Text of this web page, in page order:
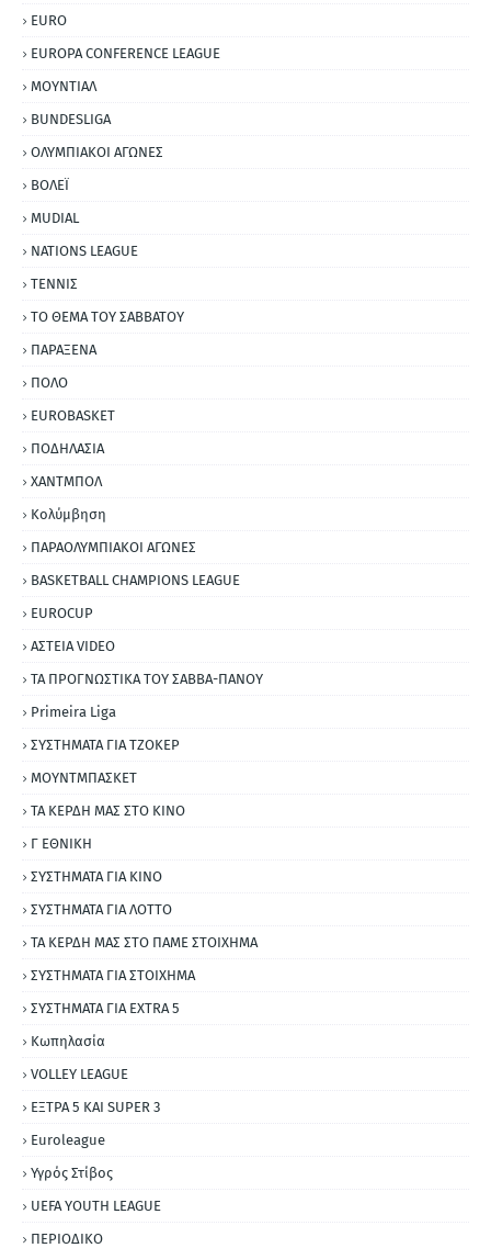
EURO
EUROPA CONFERENCE LEAGUE
ΜΟΥΝΤΙΑΛ
BUNDESLIGA
ΟΛΥΜΠΙΑΚΟΙ ΑΓΩΝΕΣ
ΒΟΛΕΪ
MUDIAL
NATIONS LEAGUE
ΤΕΝΝΙΣ
ΤΟ ΘΕΜΑ ΤΟΥ ΣΑΒΒΑΤΟΥ
ΠΑΡΑΞΕΝΑ
ΠΟΛΟ
EUROBASKET
ΠΟΔΗΛΑΣΙΑ
ΧΑΝΤΜΠΟΛ
Κολύμβηση
ΠΑΡΑΟΛΥΜΠΙΑΚΟΙ ΑΓΩΝΕΣ
BASKETBALL CHAMPIONS LEAGUE
EUROCUP
ΑΣΤΕΙΑ VIDEO
ΤΑ ΠΡΟΓΝΩΣΤΙΚΑ ΤΟΥ ΣΑΒΒΑ-ΠΑΝΟΥ
Primeira Liga
ΣΥΣΤΗΜΑΤΑ ΓΙΑ ΤΖΟΚΕΡ
ΜΟΥΝΤΜΠΑΣΚΕΤ
ΤΑ ΚΕΡΔΗ ΜΑΣ ΣΤΟ ΚΙΝΟ
Γ ΕΘΝΙΚΗ
ΣΥΣΤΗΜΑΤΑ ΓΙΑ ΚΙΝΟ
ΣΥΣΤΗΜΑΤΑ ΓΙΑ ΛΟΤΤΟ
ΤΑ ΚΕΡΔΗ ΜΑΣ ΣΤΟ ΠΑΜΕ ΣΤΟΙΧΗΜΑ
ΣΥΣΤΗΜΑΤΑ ΓΙΑ ΣΤΟΙΧΗΜΑ
ΣΥΣΤΗΜΑΤΑ ΓΙΑ ΕΧΤRΑ 5
Κωπηλασία
VOLLEY LEAGUE
ΕΞΤΡΑ 5 ΚΑΙ SUPER 3
Εuroleague
Υγρός Στίβος
UEFA YOUTH LEAGUE
ΠΕΡΙΟΔΙΚΟ